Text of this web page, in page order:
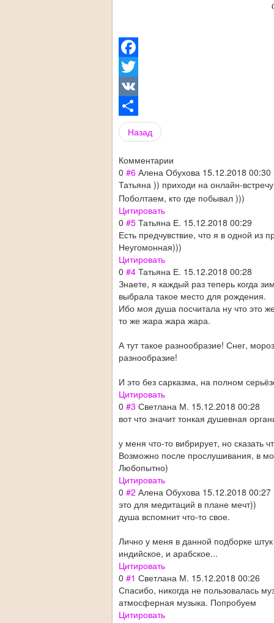
Facebook
Twitter
VK
Share
Назад
Комментарии
0 #6 Алена Обухова 15.12.2018 00:30
Татьяна )) приходи на онлайн-
Поболтаем, кто где побывал )))
Цитировать
0 #5 Татьяна Е. 15.12.2018 00:29
Есть предчувствие, что я в одной
Неугомонная)))
Цитировать
0 #4 Татьяна Е. 15.12.2018 00:28
Знаете, я каждый раз теперь когда
выбрала такое место для рождения.
Ибо моя душа посчитала ну что это
то же жара жара жара.
А тут такое разнообразие! Снег,
разнообразие!
И это без сарказма, на полном
Цитировать
0 #3 Светлана М. 15.12.2018 00:28
вот что значит тонкая душевная
у меня что-то вибрирует, но сказать
Возможно после прослушивания, в
Любопытно)
Цитировать
0 #2 Алена Обухова 15.12.2018 00:27
это для медитаций в плане мечт))
душа вспомнит что-то свое.
Лично у меня в данной подборке
индийское, и арабское...
Цитировать
0 #1 Светлана М. 15.12.2018 00:26
Спасибо, никогда не пользовалась
атмосферная музыка. Попробуем
Цитировать